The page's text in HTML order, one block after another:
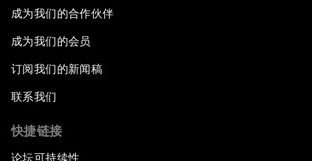
成为我们的合作伙伴
成为我们的会员
订阅我们的新闻稿
联系我们
快捷链接
论坛可持续性